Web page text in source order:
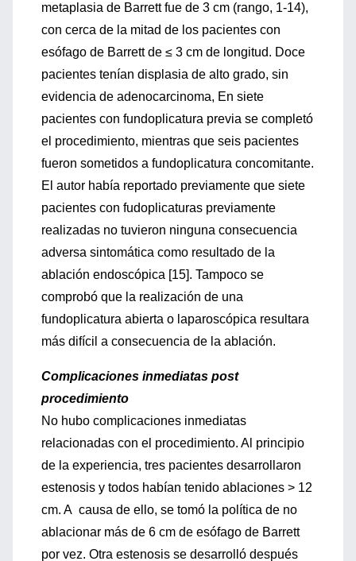
metaplasia de Barrett fue de 3 cm (rango, 1-14),
con cerca de la mitad de los pacientes con
esófago de Barrett de ≤ 3 cm de longitud. Doce
pacientes tenían displasia de alto grado, sin
evidencia de adenocarcinoma, En siete
pacientes con fundoplicatura previa se completó
el procedimiento, mientras que seis pacientes
fueron sometidos a fundoplicatura concomitante.
El autor había reportado previamente que siete
pacientes con fudoplicaturas previamente
realizadas no tuvieron ninguna consecuencia
adversa sintomática como resultado de la
ablación endoscópica [15]. Tampoco se
comprobó que la realización de una
fundoplicatura abierta o laparoscópica resultara
más difícil a consecuencia de la ablación.
Complicaciones inmediatas post
procedimiento
No hubo complicaciones inmediatas
relacionadas con el procedimiento. Al principio
de la experiencia, tres pacientes desarrollaron
estenosis y todos habían tenido ablaciones > 12
cm. A causa de ello, se tomó la política de no
ablacionar más de 6 cm de esófago de Barrett
por vez. Otra estenosis se desarrolló después